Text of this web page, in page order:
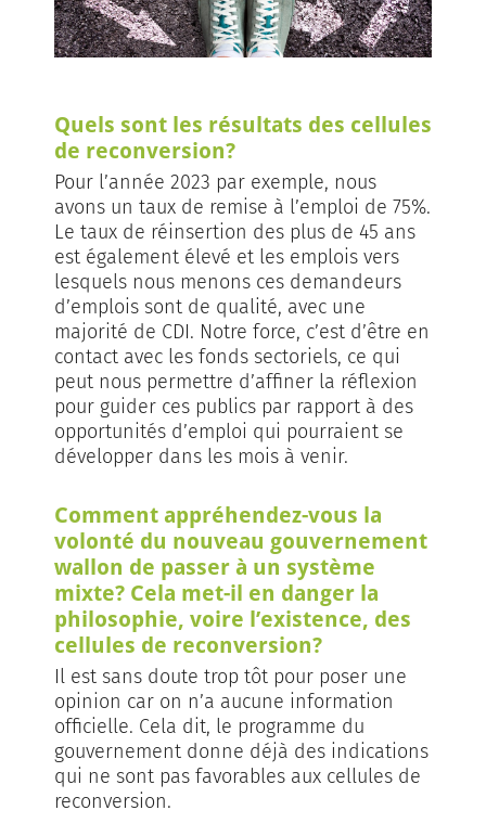
Quels sont les résultats des cellules
de reconversion?
Pour l’année 2023 par exemple, nous
avons un taux de remise à l’emploi de 75%.
Le taux de réinsertion des plus de 45 ans
est également élevé et les emplois vers
lesquels nous menons ces demandeurs
d’emplois sont de qualité, avec une
majorité de CDI. Notre force, c’est d’être en
contact avec les fonds sectoriels, ce qui
peut nous permettre d’affiner la réflexion
pour guider ces publics par rapport à des
opportunités d’emploi qui pourraient se
développer dans les mois à venir.
Comment appréhendez-vous la
volonté du nouveau gouvernement
wallon de passer à un système
mixte? Cela met-il en danger la
philosophie, voire l’existence, des
cellules de reconversion?
Il est sans doute trop tôt pour poser une
opinion car on n’a aucune information
officielle. Cela dit, le programme du
gouvernement donne déjà des indications
qui ne sont pas favorables aux cellules de
reconversion.